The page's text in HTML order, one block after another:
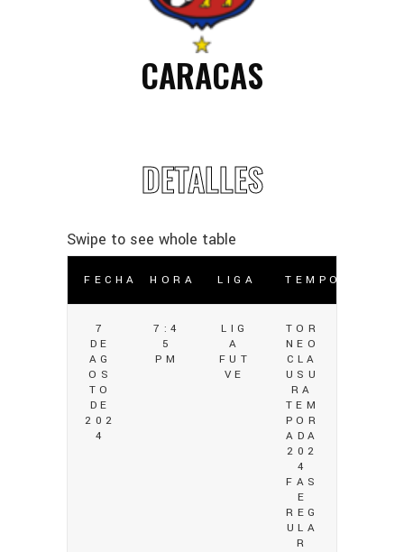
CARACAS
DETALLES
FECHA HORA LIGA TEMPORADA
7
DE
AG
OS
TO
DE
202
4
7:4
5
PM
LIG
A
FUT
VE
TOR
NEO
CLA
USU
RA
TEM
POR
ADA
202
4
FAS
E
REG
ULA
R